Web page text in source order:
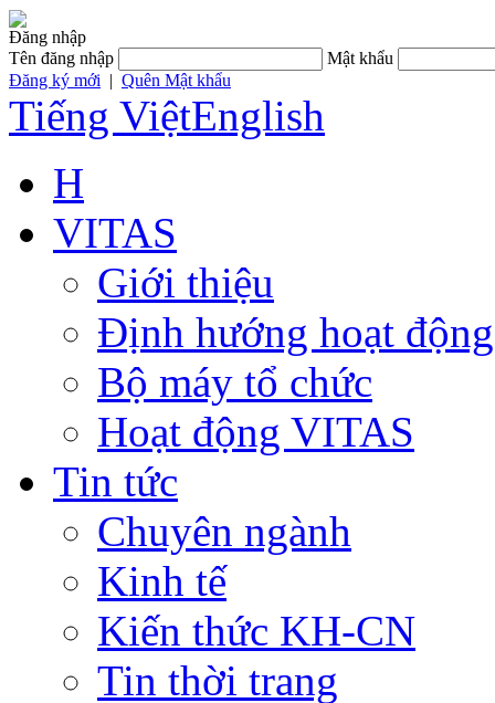
Đăng nhập
Tên đăng nhập
Mật khẩu
Đăng ký mới | Quên Mật khẩu
Tiếng ViệtEnglish
H
VITAS
Giới thiệu
Định hướng hoạt động
Bộ máy tổ chức
Hoạt động VITAS
Tin tức
Chuyên ngành
Kinh tế
Kiến thức KH-CN
Tin thời trang